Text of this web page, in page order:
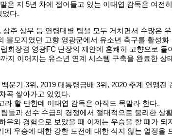
은 지 5년 차에 접어들고 있는 이태엽 감독은 여전히
었다.
주 상무 등 연령대별 팀을 모두 거치면서 수많은 우
불모지였던 고향 영광군에서 유소년 축구를 활성화
회장겸 영광FC 단장의 제안에 흔쾌히 고향으로 돌
지 이어지는 유소년 연계 시스템 구축을 완료한 상
운기 3위, 2019 대통령금배 3위, 2020 추계 연맹전
곡 쌓아가고 있었다.
라 할 만한데 이태엽 감독은 아직도 목말라 한다.
들과 선수 수급의 경쟁에서 절대적으로 불리한 상
우와 경험으로 보았을 때 이제는 우승을 할 때가 되지
에 우승에 대한 강한 도전에 대한 식지 않는 열정을